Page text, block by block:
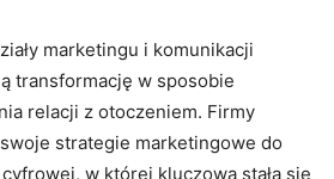
marketingu i komunikacji
transformację w sposobie
relacji z otoczeniem. Firmy
strategie marketingowe do
w której kluczowa stała się